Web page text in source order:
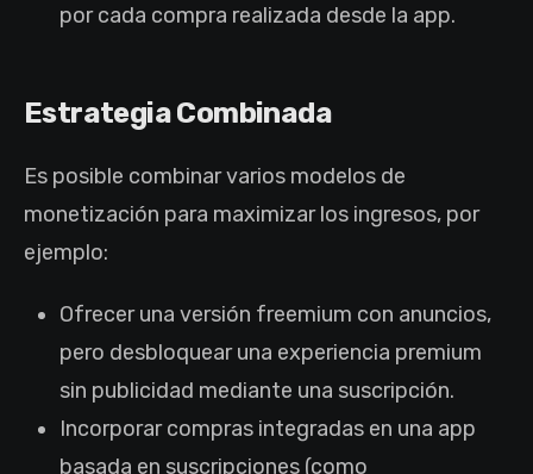
por cada compra realizada desde la app.
Estrategia Combinada
Es posible combinar varios modelos de
monetización para maximizar los ingresos, por
ejemplo:
Ofrecer una versión freemium con anuncios,
pero desbloquear una experiencia premium
sin publicidad mediante una suscripción.
Incorporar compras integradas en una app
basada en suscripciones (como